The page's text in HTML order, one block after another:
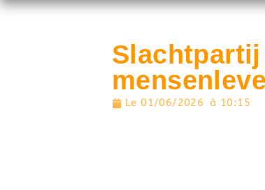
Le 01/06/2026 à 10:15